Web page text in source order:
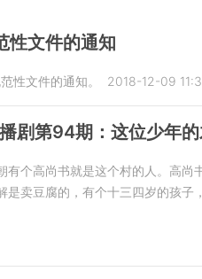
性文件的通知
性文件的通知。 2018-12-09
剧第94期：这位少年
有个高尚书就是这个村的人。高尚
是卖豆腐的，有个十三四岁的孩子